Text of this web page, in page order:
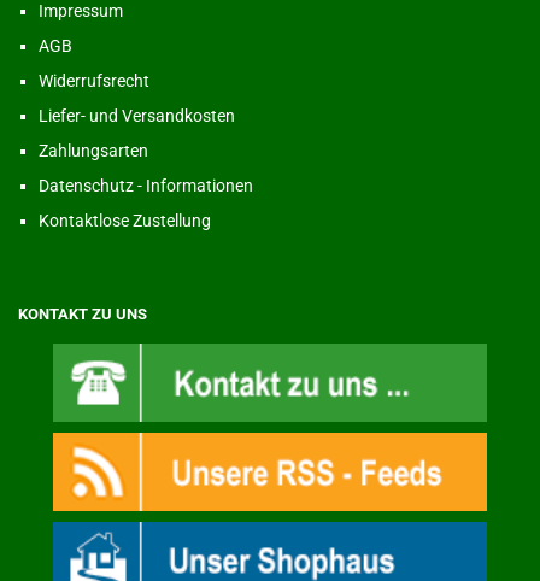
Impressum
AGB
Widerrufsrecht
Liefer- und Versandkosten
Zahlungsarten
Datenschutz - Informationen
Kontaktlose Zustellung
KONTAKT ZU UNS